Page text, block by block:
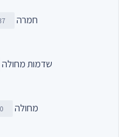
חמרה
שדמות מחולה
מחולה